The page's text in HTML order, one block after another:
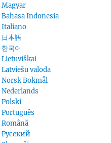
Magyar
Bahasa Indonesia
Italiano
日本語
한국어
Lietuviškai
Latviešu valoda
Norsk Bokmål
Nederlands
Polski
Português
Română
Русский